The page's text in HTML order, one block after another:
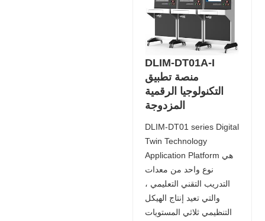
DLIM-DT01A-I
منصة تطبيق
التكنولوجيا الرقمية
المزدوجة
DLIM-DT01 series Digital
Twin Technology
Application Platform هي
نوع واحد من معدات
التدريب التقني التعليمي ،
والتي تعيد إنتاج الهيكل
التنظيمي ثلاثي المستويات